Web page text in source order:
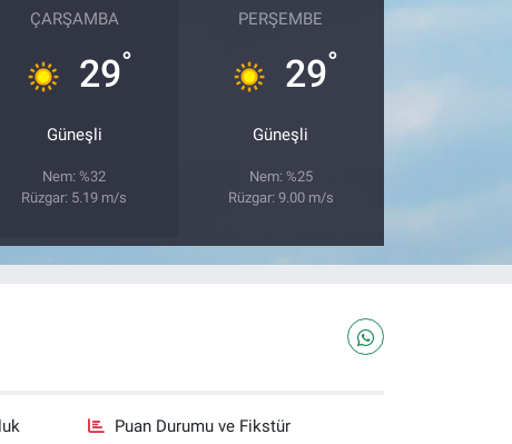
ÇARŞAMBA
29°
Güneşli
Nem: %32
Rüzgar: 5.19 m/s
PERŞEMBE
29°
Güneşli
Nem: %25
Rüzgar: 9.00 m/s
Puan Durumu ve Fikstür